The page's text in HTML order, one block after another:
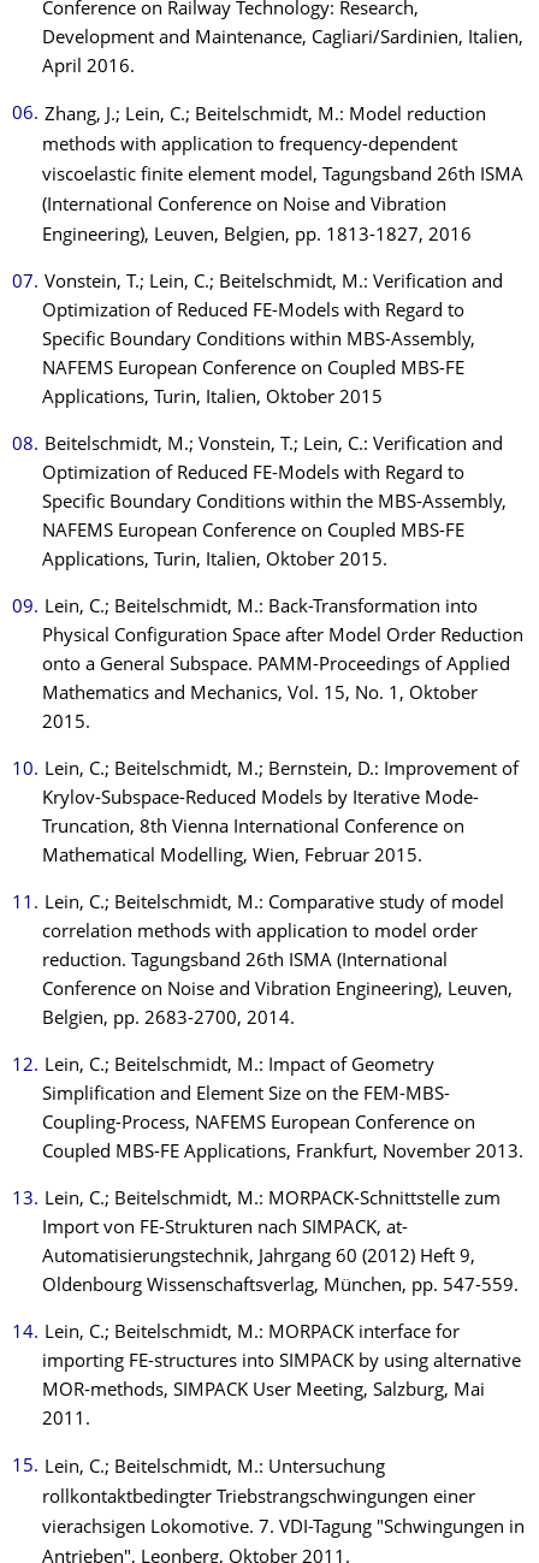
Conference on Railway Technology: Research,
Development and Maintenance, Cagliari/Sardinien, Italien,
April 2016.
Zhang, J.; Lein, C.; Beitelschmidt, M.: Model reduction
methods with application to frequency-dependent
viscoelastic finite element model, Tagungsband 26th ISMA
(International Conference on Noise and Vibration
Engineering), Leuven, Belgien, pp. 1813-1827, 2016
Vonstein, T.; Lein, C.; Beitelschmidt, M.: Verification and
Optimization of Reduced FE-Models with Regard to
Specific Boundary Conditions within MBS-Assembly,
NAFEMS European Conference on Coupled MBS-FE
Applications, Turin, Italien, Oktober 2015
Beitelschmidt, M.; Vonstein, T.; Lein, C.: Verification and
Optimization of Reduced FE-Models with Regard to
Specific Boundary Conditions within the MBS-Assembly,
NAFEMS European Conference on Coupled MBS-FE
Applications, Turin, Italien, Oktober 2015.
Lein, C.; Beitelschmidt, M.: Back-Transformation into
Physical Configuration Space after Model Order Reduction
onto a General Subspace. PAMM-Proceedings of Applied
Mathematics and Mechanics, Vol. 15, No. 1, Oktober
2015.
Lein, C.; Beitelschmidt, M.; Bernstein, D.: Improvement of
Krylov-Subspace-Reduced Models by Iterative Mode-
Truncation, 8th Vienna International Conference on
Mathematical Modelling, Wien, Februar 2015.
Lein, C.; Beitelschmidt, M.: Comparative study of model
correlation methods with application to model order
reduction. Tagungsband 26th ISMA (International
Conference on Noise and Vibration Engineering), Leuven,
Belgien, pp. 2683-2700, 2014.
Lein, C.; Beitelschmidt, M.: Impact of Geometry
Simplification and Element Size on the FEM-MBS-
Coupling-Process, NAFEMS European Conference on
Coupled MBS-FE Applications, Frankfurt, November 2013.
Lein, C.; Beitelschmidt, M.: MORPACK-Schnittstelle zum
Import von FE-Strukturen nach SIMPACK, at-
Automatisierungstechnik, Jahrgang 60 (2012) Heft 9,
Oldenbourg Wissenschaftsverlag, München, pp. 547-559.
Lein, C.; Beitelschmidt, M.: MORPACK interface for
importing FE-structures into SIMPACK by using alternative
MOR-methods, SIMPACK User Meeting, Salzburg, Mai
2011.
Lein, C.; Beitelschmidt, M.: Untersuchung
rollkontaktbedingter Triebstrangschwingungen einer
vierachsigen Lokomotive. 7. VDI-Tagung "Schwingungen in
Antrieben", Leonberg, Oktober 2011.